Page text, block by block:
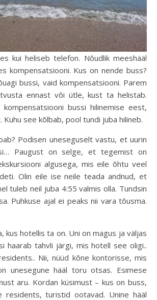
kui heliseb telefon. Nõudlik meeshääl
kompensatsiooni. Kus on nende buss?
bussi, vaid kompensatsiooni. Parem
ennast või ütle, kust ta helistab.
bussi hilinemise eest,
Kuhu see kõlbab, pool tundi juba hilineb.
Podisen uneseguselt vastu, et uurin
Paugust on selge, et tegemist on
algusega, mis eile õhtu veel
Olin eile ise neile teada andnud, et
tuleb neil juba 4:55 valmis olla. Tundsin
Puhkuse ajal ei peaks nii vara tõusma.
kus hotellis ta on. Uni on magus ja väljas
haarab tahvli järgi, mis hotell see oligi..
Nii, nüüd kõne kontorisse, mis
unesegune hääl toru otsas. Esimese
aru. Kordan küsimust – kus on buss,
residents, turistid ootavad. Unine hääl